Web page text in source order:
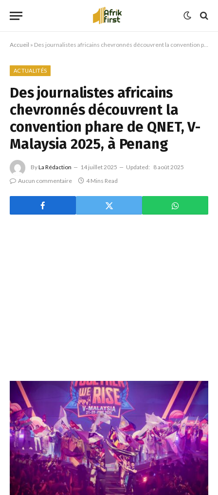
Accueil » Des journalistes africains chevronnés découvrent la convention phare de QNET, V-Malaysia 2025, à Penang
ACTUALITÉS
Des journalistes africains
chevronnés découvrent la
convention phare de QNET, V-
Malaysia 2025, à Penang
ByLa Rédaction 14 juillet 2025 Updated: 8 août 2025
Aucun commentaire
4 Mins Read